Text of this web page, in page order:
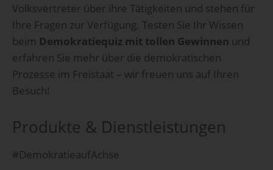
Volksvertreter über ihre Tätigkeiten und stehen für
Ihre Fragen zur Verfügung. Testen Sie Ihr Wissen
beim Demokratiequiz mit tollen Gewinnen und
erfahren Sie mehr über die demokratischen
Prozesse im Freistaat – wir freuen uns auf Ihren
Besuch!
Produkte & Dienstleistungen
#DemokratieaufAchse